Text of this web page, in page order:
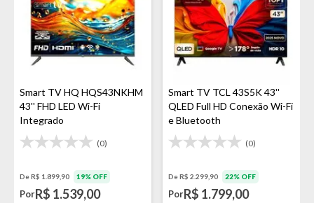
Smart TV HQ HQS43NKHM
43'' FHD LED Wi-Fi
Integrado
(0)
De R$ 1.899,90 19% OFF
PorR$ 1.539,00
Smart TV TCL 43S5K 43''
QLED Full HD Conexão Wi-Fi
e Bluetooth
(0)
De R$ 2.299,90 22% OFF
PorR$ 1.799,00